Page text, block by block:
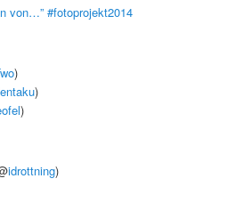
von…” #fotoprojekt2014
)
)
)
idrottning)